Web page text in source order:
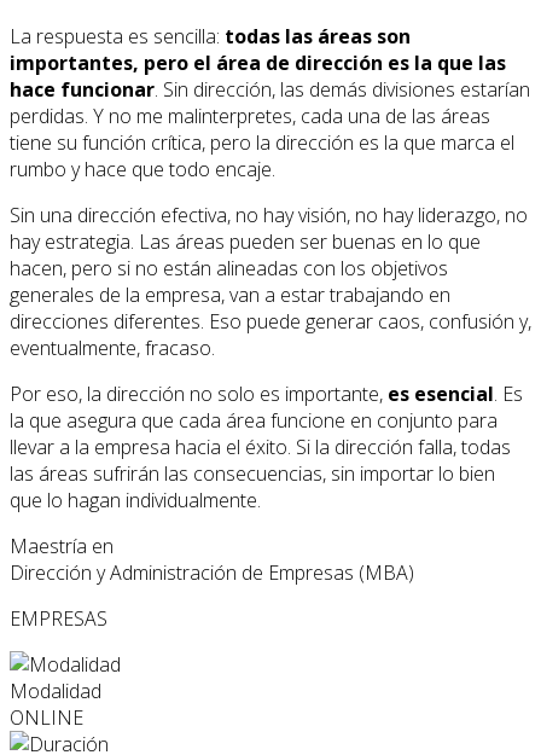
La respuesta es sencilla: todas las áreas son
importantes, pero el área de dirección es la que las
hace funcionar. Sin dirección, las demás divisiones estarían
perdidas. Y no me malinterpretes, cada una de las áreas
tiene su función crítica, pero la dirección es la que marca el
rumbo y hace que todo encaje.
Sin una dirección efectiva, no hay visión, no hay liderazgo, no
hay estrategia. Las áreas pueden ser buenas en lo que
hacen, pero si no están alineadas con los objetivos
generales de la empresa, van a estar trabajando en
direcciones diferentes. Eso puede generar caos, confusión y,
eventualmente, fracaso.
Por eso, la dirección no solo es importante, es esencial. Es
la que asegura que cada área funcione en conjunto para
llevar a la empresa hacia el éxito. Si la dirección falla, todas
las áreas sufrirán las consecuencias, sin importar lo bien
que lo hagan individualmente.
Maestría en
Dirección y Administración de Empresas (MBA)
EMPRESAS
Modalidad
ONLINE